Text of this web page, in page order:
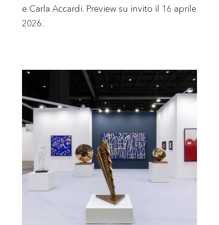
e Carla Accardi. Preview su invito il 16 aprile
2026.